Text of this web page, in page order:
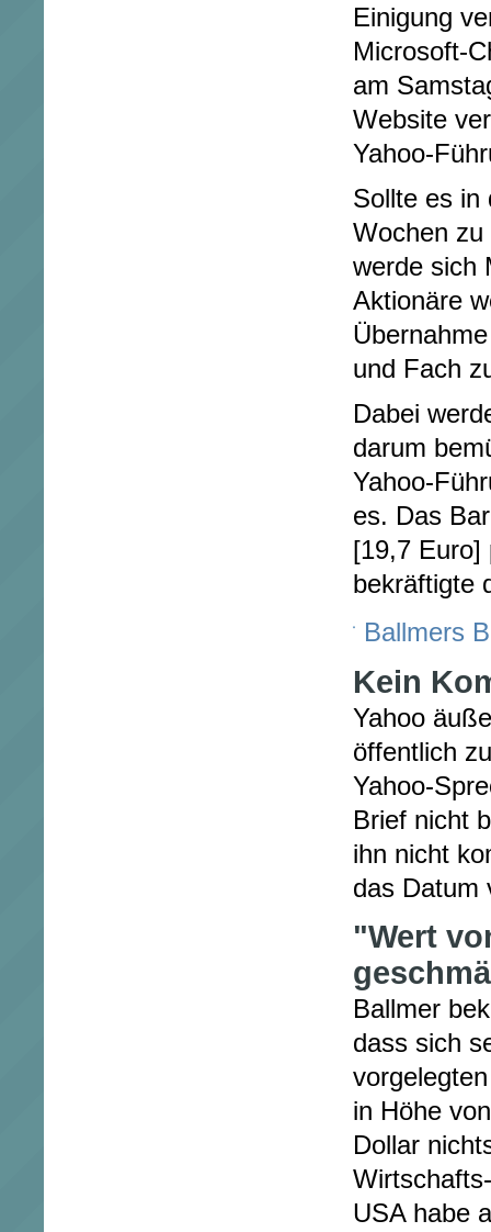
Einigung
Microsoft-
am
Website
Yahoo-
Sollte es in
Wochen
werde sich
Aktionäre
und Fach
Dabei
darum
Yahoo-
es. Das
[19,7 Euro]
bekräftigte
Ballmers
Kein
Yahoo
öffentlich
Yahoo-
Brief nicht
ihn nicht
das Datum
"Wert
Ballmer
dass sich
in Höhe
Dollar
USA habe